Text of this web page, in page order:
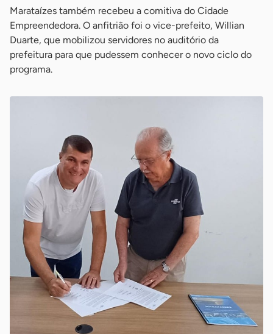
Marataízes também recebeu a comitiva do Cidade
Empreendedora. O anfitrião foi o vice-prefeito, Willian
Duarte, que mobilizou servidores no auditório da
prefeitura para que pudessem conhecer o novo ciclo do
programa.